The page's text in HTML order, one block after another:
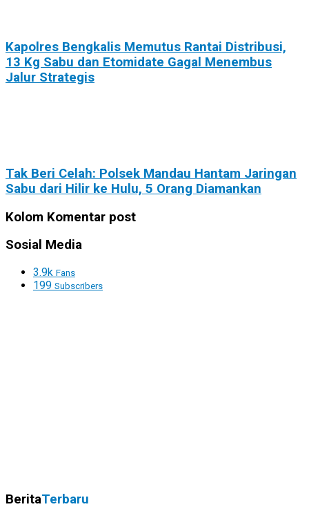
Kapolres Bengkalis Memutus Rantai Distribusi,
13 Kg Sabu dan Etomidate Gagal Menembus
Jalur Strategis
Tak Beri Celah: Polsek Mandau Hantam Jaringan
Sabu dari Hilir ke Hulu, 5 Orang Diamankan
Kolom Komentar post
Sosial Media
3.9k Fans
199 Subscribers
BeritaTerbaru